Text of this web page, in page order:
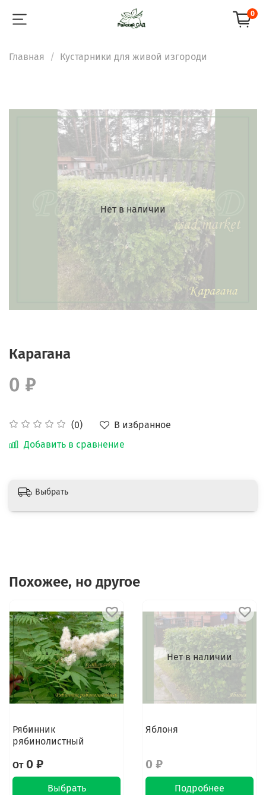
0
Главная Кустарники для живой изгороди
Нет в наличии
Карагана
(0)
В избранное
Добавить в сравнение
0 ₽
Выбрать
Похожее, но другое
Рябинник
рябинолистный
От0 ₽
Выбрать
Нет в наличии
Яблоня
0 ₽
Подробнее